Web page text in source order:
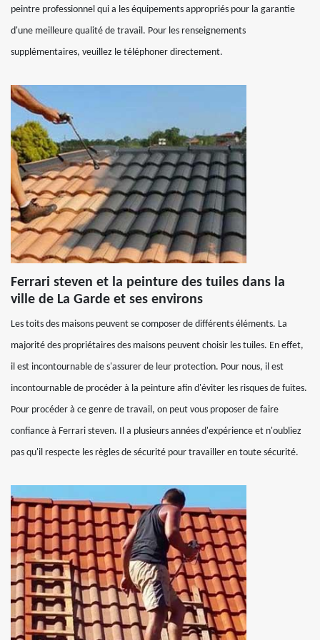
peintre professionnel qui a les équipements appropriés pour la garantie
d'une meilleure qualité de travail. Pour les renseignements
supplémentaires, veuillez le téléphoner directement.
Ferrari steven et la peinture des tuiles dans la
ville de La Garde et ses environs
Les toits des maisons peuvent se composer de différents éléments. La
majorité des propriétaires des maisons peuvent choisir les tuiles. En effet,
il est incontournable de s'assurer de leur protection. Pour nous, il est
incontournable de procéder à la peinture afin d'éviter les risques de fuites.
Pour procéder à ce genre de travail, on peut vous proposer de faire
confiance à Ferrari steven. Il a plusieurs années d'expérience et n'oubliez
pas qu'il respecte les règles de sécurité pour travailler en toute sécurité.